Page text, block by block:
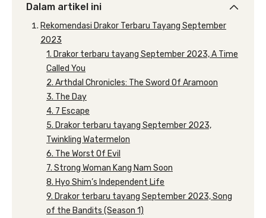
Dalam artikel ini
Rekomendasi Drakor Terbaru Tayang September
2023
1. Drakor terbaru tayang September 2023, A Time
Called You
2. Arthdal Chronicles: The Sword Of Aramoon
3. The Day
4. 7 Escape
5. Drakor terbaru tayang September 2023,
Twinkling Watermelon
6. The Worst Of Evil
7. Strong Woman Kang Nam Soon
8. Hyo Shim’s Independent Life
9. Drakor terbaru tayang September 2023, Song
of the Bandits (Season 1)